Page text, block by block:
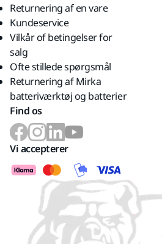
Returnering af en vare
Kundeservice
Vilkår of betingelser for
salg
Ofte stillede spørgsmål
Returnering af Mirka
batteriværktøj og batterier
Find os
Vi accepterer